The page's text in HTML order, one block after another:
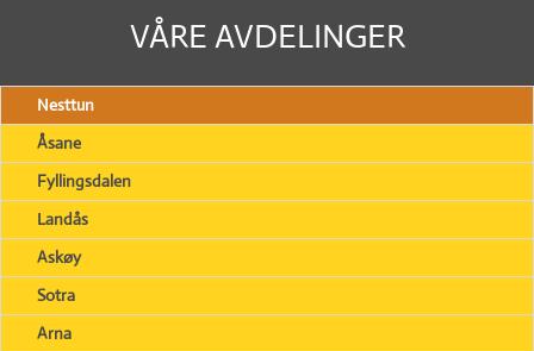
VÅRE AVDELINGER
Nesttun
Åsane
Fyllingsdalen
Landås
Askøy
Sotra
Arna